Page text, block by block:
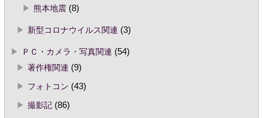
熊本地震(8)
新型コロナウイルス関連 (3)
ＰＣ・カメラ・写真関連 (54)
著作権関連 (9)
フォトコン (43)
撮影記(86)